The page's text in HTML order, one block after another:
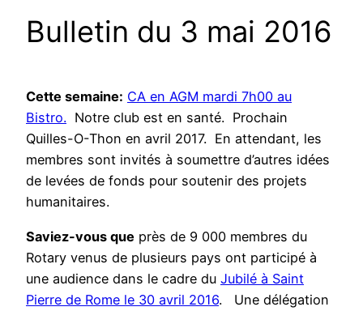
Bulletin du 3 mai 2016
Cette semaine: CA en AGM mardi 7h00 au
Bistro. Notre club est en santé. Prochain
Quilles-O-Thon en avril 2017. En attendant, les
membres sont invités à soumettre d’autres idées
de levées de fonds pour soutenir des projets
humanitaires.
Saviez-vous que près de 9 000 membres du
Rotary venus de plusieurs pays ont participé à
une audience dans le cadre du Jubilé à Saint
Pierre de Rome le 30 avril 2016. Une délégation